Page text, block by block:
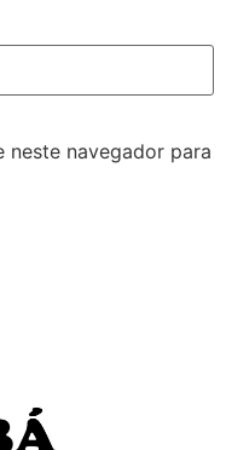
neste navegador para